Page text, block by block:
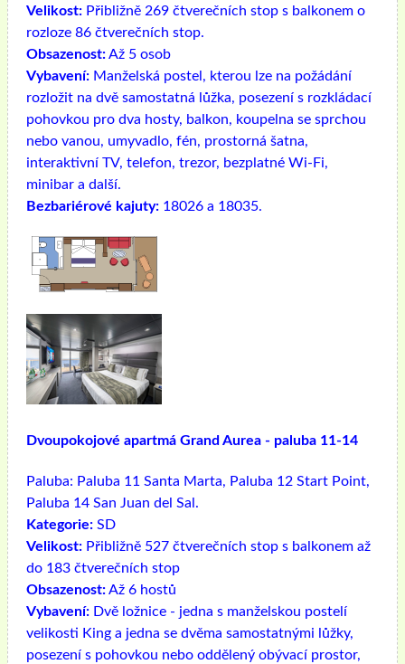
Velikost: Přibližně 269 čtverečních stop s balkonem o
rozloze 86 čtverečních stop.
Obsazenost:Až 5 osob
Vybavení: Manželská postel, kterou lze na požádání
rozložit na dvě samostatná lůžka, posezení s rozkládací
pohovkou pro dva hosty, balkon, koupelna se sprchou
nebo vanou, umyvadlo, fén, prostorná šatna,
interaktivní TV, telefon, trezor, bezplatné Wi-Fi,
minibar a další.
Bezbariérové ​​kajuty: 18026 a 18035.
Dvoupokojové apartmá Grand Aurea - paluba 11-14
Paluba: Paluba 11 Santa Marta, Paluba 12 Start Point,
Paluba 14 San Juan del Sal.
Kategorie: SD
Velikost: Přibližně 527 čtverečních stop s balkonem až
do 183 čtverečních stop
Obsazenost:Až 6 hostů
Vybavení: Dvě ložnice - jedna s manželskou postelí
velikosti King a jedna se dvěma samostatnými lůžky,
posezení s pohovkou nebo oddělený obývací prostor,